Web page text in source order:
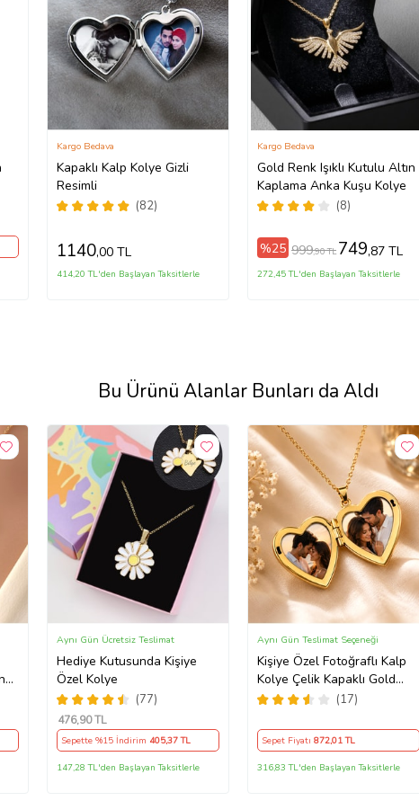
Kapaklı Kalp Kolye Gizli
Resimli
(82)
Kargo Bedava
1140,00 TL
414,20 TL'den Başlayan Taksitlerle
Gold Renk Işıklı Kutulu Altın
Kaplama Anka Kuşu Kolye
(8)
Kargo Bedava
%25 999,90 TL 749,87 TL
272,45 TL'den Başlayan Taksitlerle
Bu Ürünü Alanlar Bunları da Aldı
Hediye Kutusunda Kişiye
Özel Kolye
(77)
Aynı Gün Ücretsiz Teslimat
476,90 TL
Sepette %15 İndirim 405,37 TL
147,28 TL'den Başlayan Taksitlerle
Kişiye Özel Fotoğraflı Kalp
Kolye Çelik Kapaklı Gold
Kalpli Kolye Anı Kolyesi Kalp
Kapaklı Romantik Gold
Madalyon Kolye Anı Kolyesi
(17)
Aynı Gün Teslimat Seçeneği
Sepet Fiyatı 872,01 TL
316,83 TL'den Başlayan Taksitlerle